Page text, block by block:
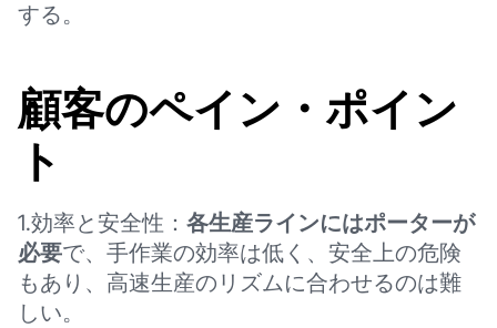
する。
顧客のペイン・ポイン
ト
1.効率と安全性： 各生産ラインにはポーターが
必要で、手作業の効率は低く、安全上の危険
もあり、高速生産のリズムに合わせるのは難
しい。